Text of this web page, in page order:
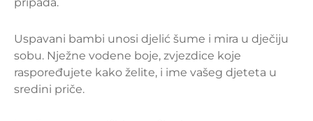
Uspavani bambi unosi djelić šume i mira u dječiju
sobu. Nježne vodene boje, zvjezdice koje
raspoređujete kako želite, i ime vašeg djeteta u
sredini priče.